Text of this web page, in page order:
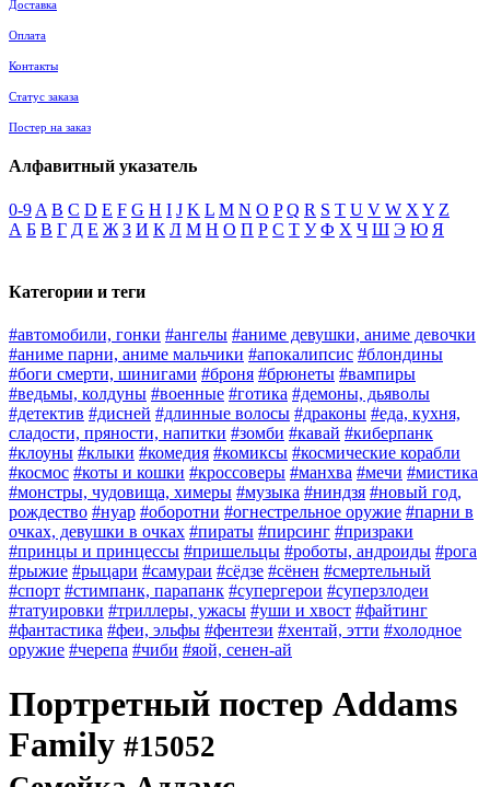
Доставка
Оплата
Контакты
Статус заказа
Постер на заказ
Алфавитный указатель
0-9 A B C D E F G H I J K L M N O P Q R S T U V W X Y Z
А Б В Г Д Е Ж З И К Л М Н О П Р С Т У Ф Х Ч Ш Э Ю Я
Категории и теги
#автомобили, гонки #ангелы #аниме девушки, аниме девочки
#аниме парни, аниме мальчики #апокалипсис #блондины
#боги смерти, шинигами #броня #брюнеты #вампиры
#ведьмы, колдуны #военные #готика #демоны, дьяволы
#детектив #дисней #длинные волосы #драконы #еда, кухня,
сладости, пряности, напитки #зомби #кавай #киберпанк
#клоуны #клыки #комедия #комиксы #космические корабли
#космос #коты и кошки #кроссоверы #манхва #мечи #мистика
#монстры, чудовища, химеры #музыка #ниндзя #новый год,
рождество #нуар #оборотни #огнестрельное оружие #парни в
очках, девушки в очках #пираты #пирсинг #призраки
#принцы и принцессы #пришельцы #роботы, андроиды #рога
#рыжие #рыцари #самураи #сёдзе #сёнен #смертельный
#спорт #стимпанк, парапанк #супергерои #суперзлодеи
#татуировки #триллеры, ужасы #уши и хвост #файтинг
#фантастика #феи, эльфы #фентези #хентай, этти #холодное
оружие #черепа #чиби #яой, сенен-ай
Портретный постер Addams
Family #15052